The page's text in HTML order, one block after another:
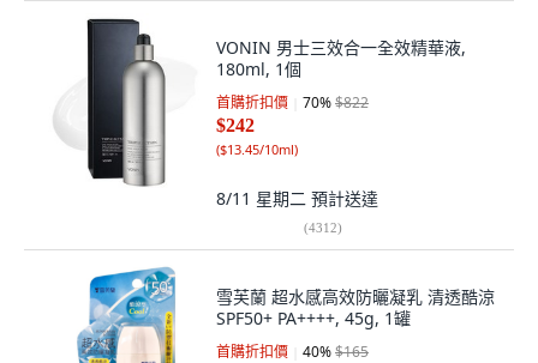
VONIN 男士三效合一全效精華液,
180ml, 1個
首購折扣價 70%$822
$242
($13.45/10ml)
8/11 星期二 預計送達
(4312)
雪芙蘭 超水感高效防曬凝乳 清透酷涼
SPF50+ PA++++, 45g, 1罐
首購折扣價 40%$165